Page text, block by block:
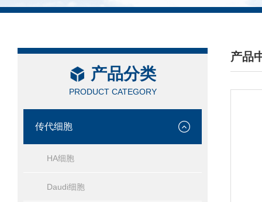
产品分类
PRODUCT CATEGORY
传代细胞
HA细胞
Daudi细胞
产品
/